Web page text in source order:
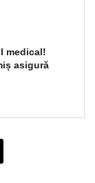
medical!
asigură